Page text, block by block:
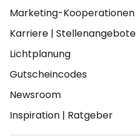
Marketing-Kooperationen
Karriere | Stellenangebote
Lichtplanung
Gutscheincodes
Newsroom
Inspiration | Ratgeber